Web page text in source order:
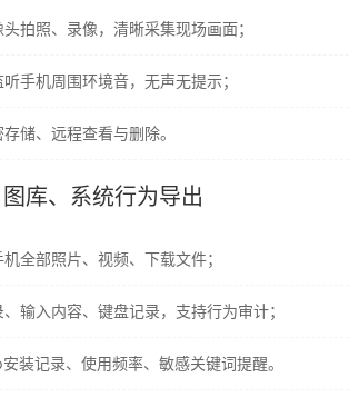
拍照、录像，清晰采集现场画面；
手机周围环境音，无声无提示；
储、远程查看与删除。
库、系统行为导出
全部照片、视频、下载文件；
输入内容、键盘记录，支持行为审计；
装记录、使用频率、敏感关键词提醒。